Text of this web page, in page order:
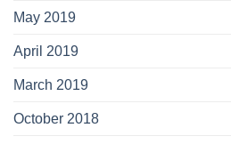
May 2019
April 2019
March 2019
October 2018